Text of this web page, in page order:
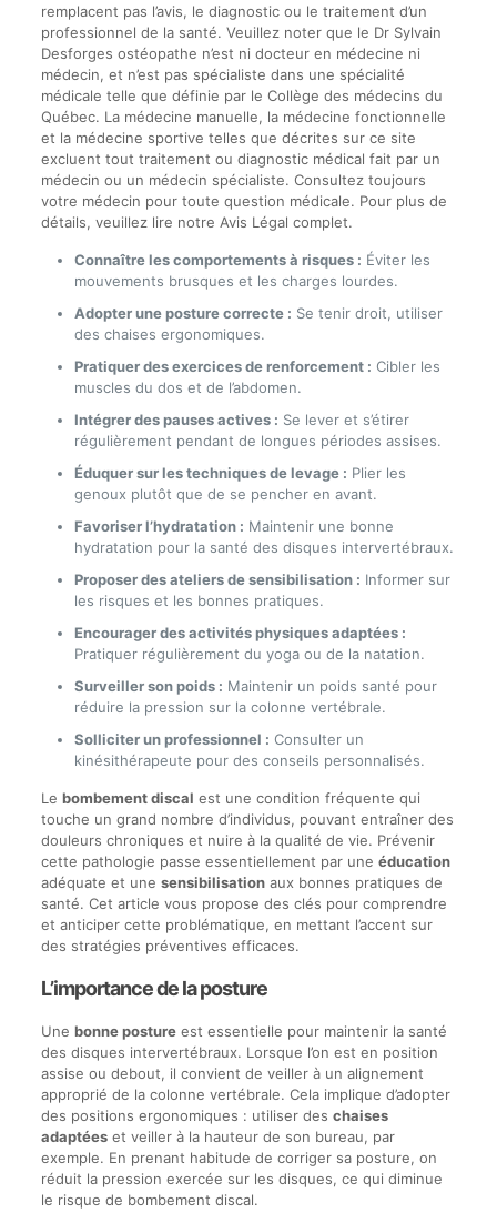
remplacent pas l’avis, le diagnostic ou le traitement d’un
professionnel de la santé. Veuillez noter que le Dr Sylvain
Desforges ostéopathe n’est ni docteur en médecine ni
médecin, et n’est pas spécialiste dans une spécialité
médicale telle que définie par le Collège des médecins du
Québec. La médecine manuelle, la médecine fonctionnelle
et la médecine sportive telles que décrites sur ce site
excluent tout traitement ou diagnostic médical fait par un
médecin ou un médecin spécialiste. Consultez toujours
votre médecin pour toute question médicale. Pour plus de
détails, veuillez lire notre Avis Légal complet.
Connaître les comportements à risques : Éviter les
mouvements brusques et les charges lourdes.
Adopter une posture correcte : Se tenir droit, utiliser
des chaises ergonomiques.
Pratiquer des exercices de renforcement : Cibler les
muscles du dos et de l’abdomen.
Intégrer des pauses actives : Se lever et s’étirer
régulièrement pendant de longues périodes assises.
Éduquer sur les techniques de levage : Plier les
genoux plutôt que de se pencher en avant.
Favoriser l’hydratation : Maintenir une bonne
hydratation pour la santé des disques intervertébraux.
Proposer des ateliers de sensibilisation : Informer sur
les risques et les bonnes pratiques.
Encourager des activités physiques adaptées :
Pratiquer régulièrement du yoga ou de la natation.
Surveiller son poids : Maintenir un poids santé pour
réduire la pression sur la colonne vertébrale.
Solliciter un professionnel : Consulter un
kinésithérapeute pour des conseils personnalisés.
Le bombement discal est une condition fréquente qui
touche un grand nombre d’individus, pouvant entraîner des
douleurs chroniques et nuire à la qualité de vie. Prévenir
cette pathologie passe essentiellement par une éducation
adéquate et une sensibilisationaux bonnes pratiques de
santé. Cet article vous propose des clés pour comprendre
et anticiper cette problématique, en mettant l’accent sur
des stratégies préventives efficaces.
L’importance de la posture
Une bonne postureest essentielle pour maintenir la santé
des disques intervertébraux. Lorsque l’on est en position
assise ou debout, il convient de veiller à un alignement
approprié de la colonne vertébrale. Cela implique d’adopter
des positions ergonomiques : utiliser des chaises
adaptéeset veiller à la hauteur de son bureau, par
exemple. En prenant habitude de corriger sa posture, on
réduit la pression exercée sur les disques, ce qui diminue
le risque de bombement discal.